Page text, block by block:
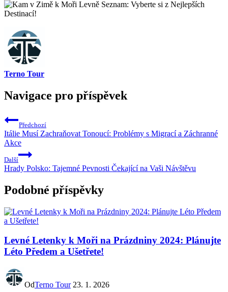
Terno Tour
Navigace pro příspěvek
Předchozí
Itálie Musí Zachraňovat Tonoucí: Problémy s Migrací a Záchranné
Akce
Další
Hrady Polsko: Tajemné Pevnosti Čekající na Vaši Návštěvu
Podobné příspěvky
Levné Letenky k Moři na Prázdniny 2024: Plánujte
Léto Předem a Ušetřete!
OdTerno Tour 23. 1. 2026